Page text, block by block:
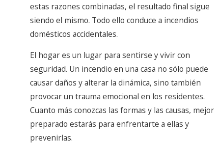
estas razones combinadas, el resultado final sigue
siendo el mismo. Todo ello conduce a incendios
domésticos accidentales.
El hogar es un lugar para sentirse y vivir con
seguridad. Un incendio en una casa no sólo puede
causar daños y alterar la dinámica, sino también
provocar un trauma emocional en los residentes.
Cuanto más conozcas las formas y las causas, mejor
preparado estarás para enfrentarte a ellas y
prevenirlas.